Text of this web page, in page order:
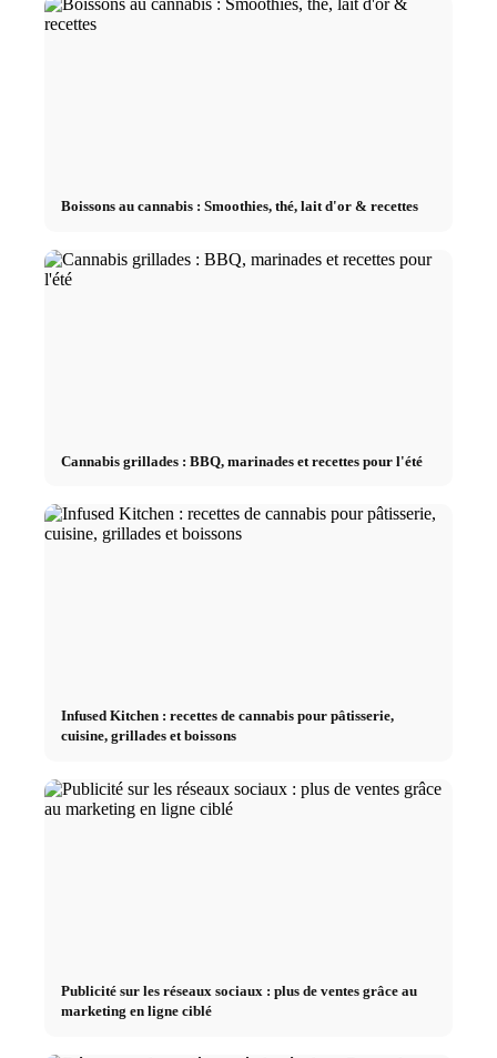
Boissons au cannabis : Smoothies, thé, lait d'or & recettes
Cannabis grillades : BBQ, marinades et recettes pour l'été
Infused Kitchen : recettes de cannabis pour pâtisserie,
cuisine, grillades et boissons
Publicité sur les réseaux sociaux : plus de ventes grâce au
marketing en ligne ciblé